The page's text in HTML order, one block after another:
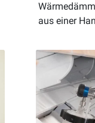
aus einer